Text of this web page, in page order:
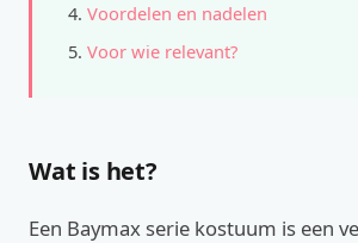
Voordelen en nadelen
Voor wie relevant?
Wat is het?
Een Baymax serie kostuum is een